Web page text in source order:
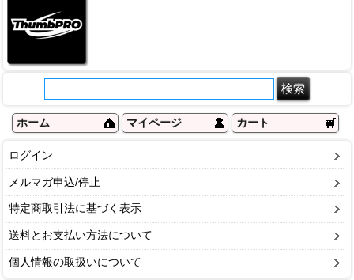
ホーム マイページ カート
ログイン
メルマガ申込/停止
特定商取引法に基づく表示
送料とお支払い方法について
個人情報の取扱いについて